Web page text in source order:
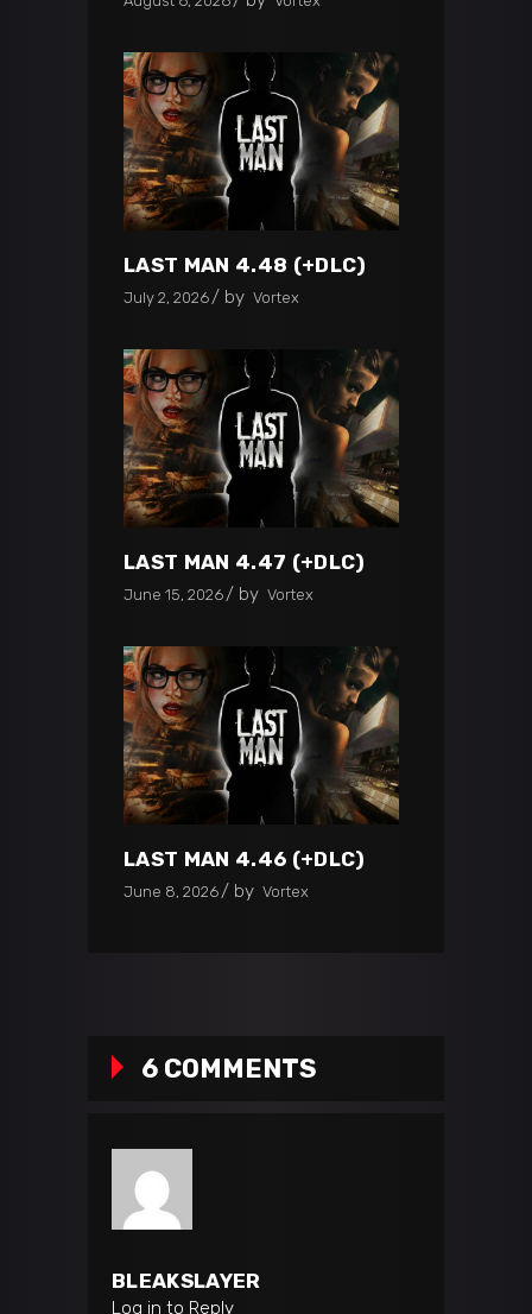
LAST MAN 4.48 (+DLC)
July 2, 2026 by Vortex
LAST MAN 4.47 (+DLC)
June 15, 2026 by Vortex
LAST MAN 4.46 (+DLC)
June 8, 2026 by Vortex
6 COMMENTS
BLEAKSLAYER
Log in to Reply